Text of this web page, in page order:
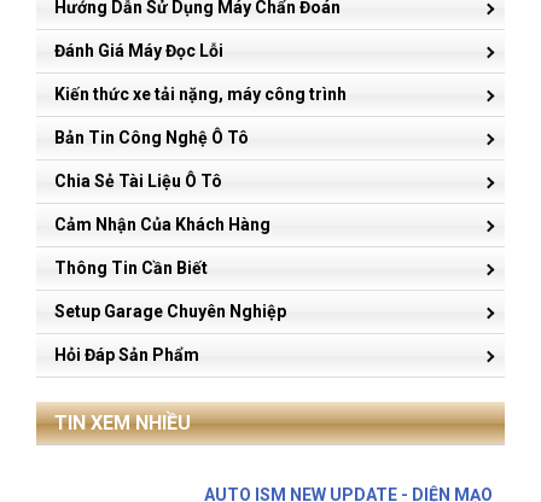
Hướng Dẫn Sử Dụng Máy Chẩn Đoán
Đánh Giá Máy Đọc Lỗi
Kiến thức xe tải nặng, máy công trình
Bản Tin Công Nghệ Ô Tô
Chia Sẻ Tài Liệu Ô Tô
Cảm Nhận Của Khách Hàng
Thông Tin Cần Biết
Setup Garage Chuyên Nghiệp
Hỏi Đáp Sản Phẩm
TIN XEM NHIỀU
AUTO ISM NEW UPDATE - DIỆN MẠO